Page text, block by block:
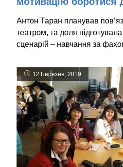
Антон Таран планував
театром, та доля
сценарій – навчання за
12 Березня, 2019